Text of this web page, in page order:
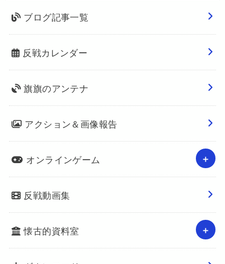
ブログ記事一覧
反戦カレンダー
旗旗のアンテナ
アクション＆画像報告
オンラインゲーム
反戦動画集
懐古的資料室